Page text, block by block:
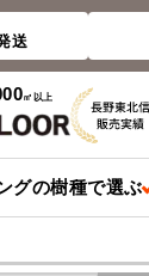
送
㎡以上
グの樹種で選ぶ